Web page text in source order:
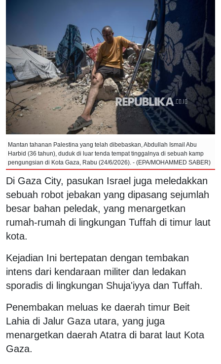
Mantan tahanan Palestina yang telah dibebaskan, Abdullah Ismail Abu
Harbid (36 tahun), duduk di luar tenda tempat tinggalnya di sebuah kamp
pengungsian di Kota Gaza, Rabu (24/6/2026). - (EPA/MOHAMMED SABER)
Di Gaza City, pasukan Israel juga meledakkan
sebuah robot jebakan yang dipasang sejumlah
besar bahan peledak, yang menargetkan
rumah-rumah di lingkungan Tuffah di timur laut
kota.
Kejadian Ini bertepatan dengan tembakan
intens dari kendaraan militer dan ledakan
sporadis di lingkungan Shuja'iyya dan Tuffah.
Penembakan meluas ke daerah timur Beit
Lahia di Jalur Gaza utara, yang juga
menargetkan daerah Atatra di barat laut Kota
Gaza.